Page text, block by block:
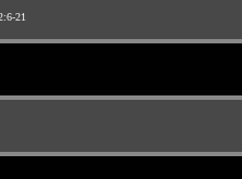
21